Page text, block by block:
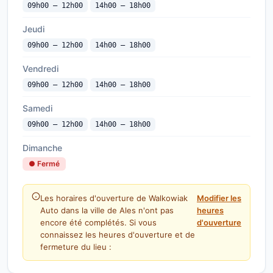
09h00 — 12h00 14h00 — 18h00
Jeudi
09h00 — 12h00 14h00 — 18h00
Vendredi
09h00 — 12h00 14h00 — 18h00
Samedi
09h00 — 12h00 14h00 — 18h00
Dimanche
● Fermé
Les horaires d'ouverture de Walkowiak
Auto dans la ville de Ales n'ont pas
encore été complétés. Si vous
connaissez les heures d'ouverture et de
fermeture du lieu :
Modifier les
heures
d'ouverture